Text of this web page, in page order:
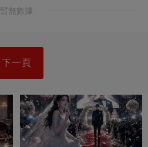
暫無數據
下一頁